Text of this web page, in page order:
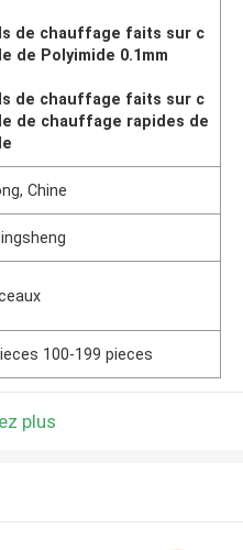
de chauffage faits sur c
de Polyimide 0.1mm
de chauffage faits sur c
de chauffage rapides de
Chine
100-199 pieces
plus